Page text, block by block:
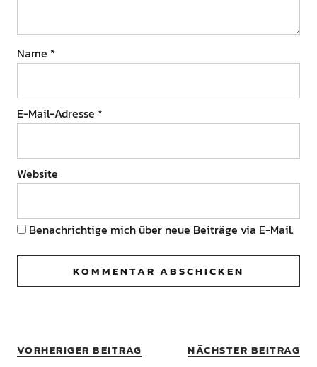
Name *
E-Mail-Adresse *
Website
Benachrichtige mich über neue Beiträge via E-Mail.
VORHERIGER BEITRAG NÄCHSTER BEITRAG